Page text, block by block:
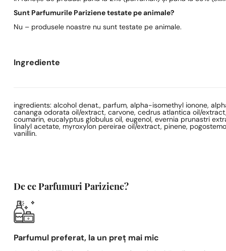
Sunt Parfumurile Pariziene testate pe animale?
Nu – produsele noastre nu sunt testate pe animale.
Ingrediente
ingredients: alcohol denat., parfum, alpha-isomethyl ionone,
cananga odorata oil/extract, carvone, cedrus atlantica oil/
coumarin, eucalyptus globulus oil, eugenol, evernia prunastri
linalyl acetate, myroxylon pereirae oil/extract, pinene,
vanillin.
De ce Parfumuri Pariziene?
Parfumul preferat, la un preț mai mic